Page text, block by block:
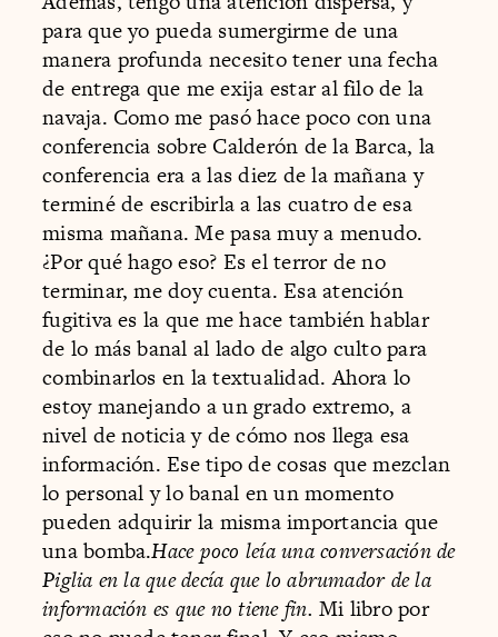
para que yo pueda sumergirme de una
manera profunda necesito tener una fecha
de entrega que me exija estar al filo de la
navaja. Como me pasó hace poco con una
conferencia sobre Calderón de la Barca, la
conferencia era a las diez de la mañana y
terminé de escribirla a las cuatro de esa
misma mañana. Me pasa muy a menudo.
¿Por qué hago eso? Es el terror de no
terminar, me doy cuenta. Esa atención
fugitiva es la que me hace también hablar
de lo más banal al lado de algo culto para
combinarlos en la textualidad. Ahora lo
estoy manejando a un grado extremo, a
nivel de noticia y de cómo nos llega esa
información. Ese tipo de cosas que mezclan
lo personal y lo banal en un momento
pueden adquirir la misma importancia que
una bomba.Hace poco leía una conversación de
Piglia en la que decía que lo abrumador de la
información es que no tiene fin.Mi libro por